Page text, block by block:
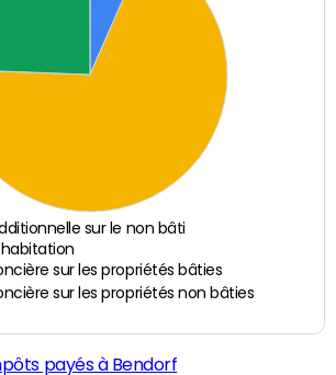
sur le non bâti
sur les propriétés bâties
sur les propriétés non bâties
payés à Bendorf